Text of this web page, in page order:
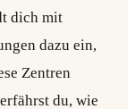
dich mit
dazu ein,
Zentren
du, wie